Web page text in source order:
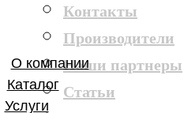
О компании
Каталог
Услуги
Контакты
Производители
Наши партнеры
Статьи